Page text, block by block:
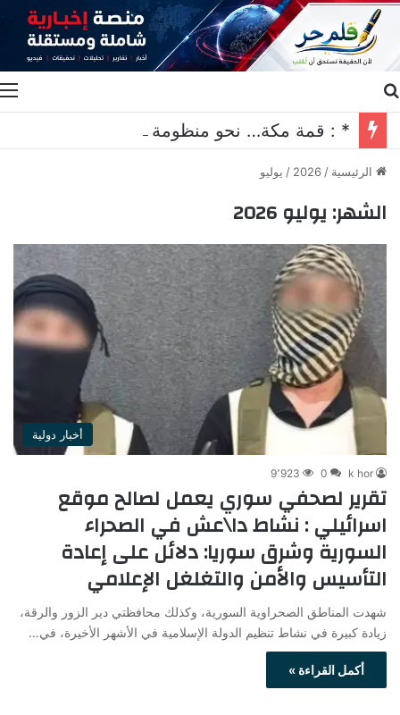
الرئيسية /
2026
/ يوليو
الشهر: يوليو 2026
أخبار دولية
k hor
0 9٬923
تقرير لصحفي سوري يعمل لصالح موقع
اسرائيلي : نشاط دا\عش في الصحراء
السورية وشرق سوريا: دلائل على إعادة
التأسيس والأمن والتغلغل الإعلامي
شهدت المناطق الصحراوية السورية، وكذلك محافظتي دير الزور والرقة،
زيادة كبيرة في نشاط تنظيم الدولة الإسلامية في الأشهر الأخيرة، في…
أكمل القراءة »